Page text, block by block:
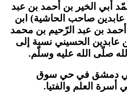
أبي الخير بن أحمد بن عبد
عابدين صاحب الحاشية) ابن
بن عبد الرّحيم بن محمد
عابدين الحسيني نسبة إلى
صلّى الله عليه وسلّم.
في دمشق في حي سوق